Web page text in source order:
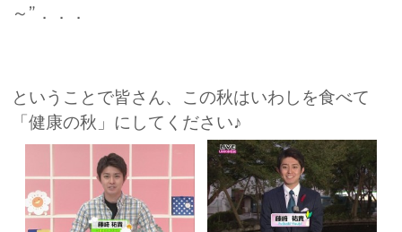
～”．．．
ということで皆さん、この秋はいわしを食べて
「健康の秋」にしてください♪